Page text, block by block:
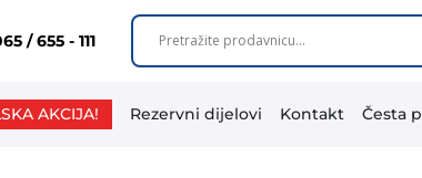
/ 655 - 111
AKCIJA! Rezervni dijelovi Kontakt Česta